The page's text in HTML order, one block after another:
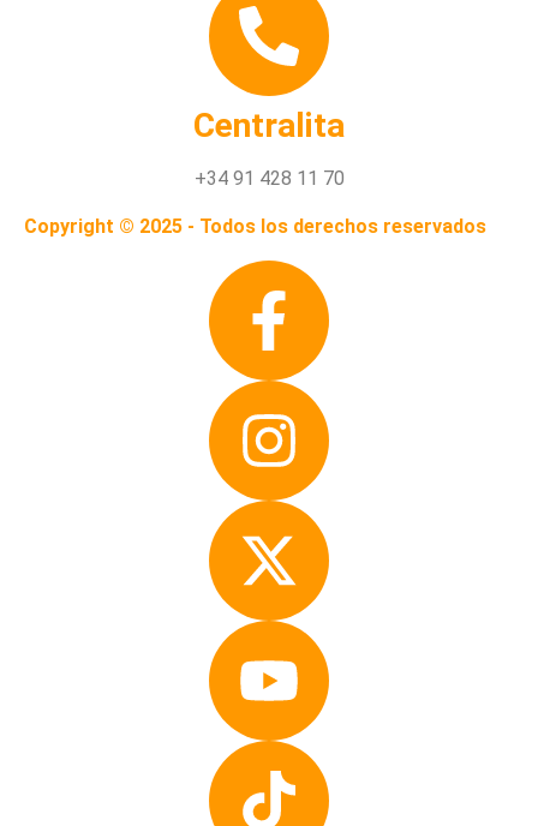
Centralita
+34 91 428 11 70
Copyright © 2025 - Todos los derechos reservados